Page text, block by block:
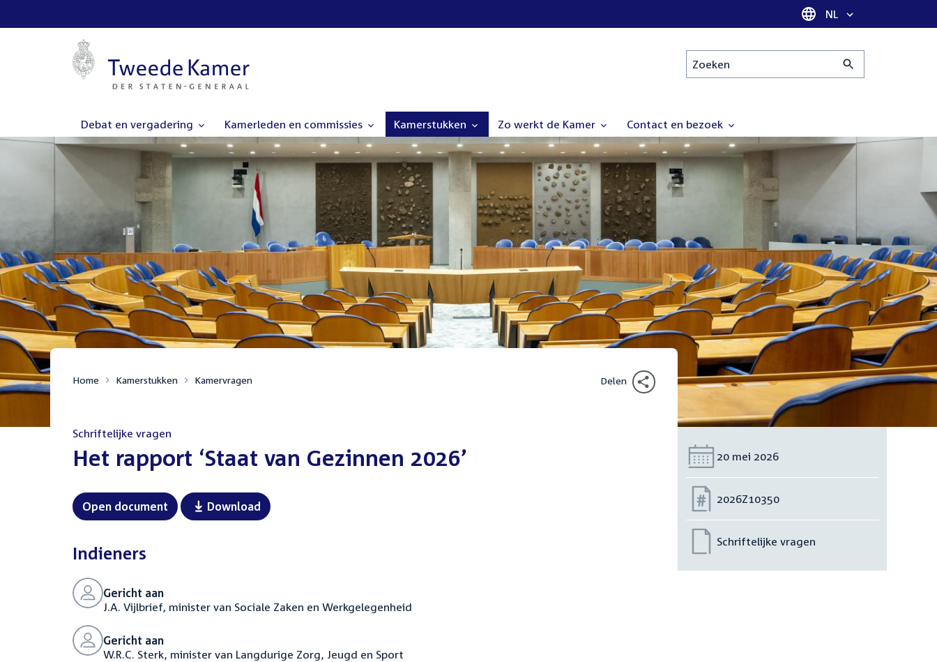
Taal selectie
NL
Zoeken
Debat en vergadering Kamerleden en commissies Kamerstukken Zo werkt de Kamer Contact en bezoek
Home Kamerstukken Kamervragen Delen
Schriftelijke vragen
:Het rapport ‘Staat van Gezinnen 2026’
Open document Download
Indieners
Gericht aan
J.A. Vijlbrief, minister van Sociale Zaken en Werkgelegenheid
Gericht aan
W.R.C. Sterk, minister van Langdurige Zorg, Jeugd en Sport
Datum:
20 mei 2026
Nummer:
2026Z10350
Schriftelijke vragen